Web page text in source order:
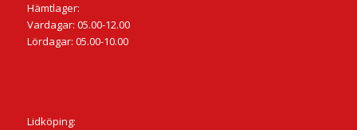
Hämtlager:
Vardagar: 05.00-12.00
Lördagar: 05.00-10.00
Lidköping: